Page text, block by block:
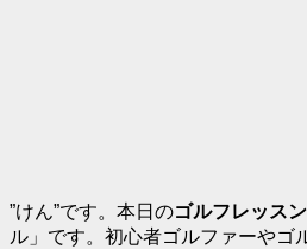
”けん”です。本日のゴルフレッスン
ル 」です。初心者ゴルファーやゴ